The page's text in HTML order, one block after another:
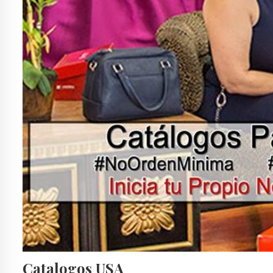
Catalogos USA
ANDREA BOTAS Y CALZADO
ANDREA BOTAS YOUTUBE
ANDREA CABALLERO
ANDREA CALZADO 2017
ANDREA CATALOGO ANDREA
ANDREA CATALOGO CD JUAREZ
ANDREA CATALOGO DEPORTIVO 2017
ANDREA CATALOGO TEENS
ANDREA CATALOGOS 2016
ANDREA CATÁLOGOS ANDREA
ANDREA CATALOGOS DIGITALES OTOÑO INVIERNO 2018
ANDREA CATALOGOS HOMBRE
ANDREA CATALOGOS MEXICO 2016
ANDREA CATALOGOS ONLINE
ANDREA CATALOGOS OTOÑO INVIERNO 2018 EN LINEA
ANDREA CATALOGOS TIJUANA
ANDREA CERRADO
ANDREA CERRADO VERANO 2017
ANDREA COM CATALOGOS 2016
ANDREA COM CATALOGOS 2017
ANDREA COM OTOÑO INVIERNO 2016
ANDREA CONFORT
ANDREA DAMA
ANDREA DAMA VERANO 2018
ANDREA DE MEXICO
ANDREA DEPORTIVO
ANDREA EN EL NOMBRE DEL DISEÑO
ANDREA EN EL NOMBRE DEL DISEÑO 2017
ANDREA EN EL NOMBRE DEL DISEÑO BOTAS
ANDREA EN EL NOMBRE DEL DISEÑO CATÁLOGOS
ANDREA EN EL NOMBRE DEL DISEÑO MEXICO
ANDREA EN ESTADOS UNIDOS
ANDREA EN LINEA
ANDREA ESTADOS UNIDOS